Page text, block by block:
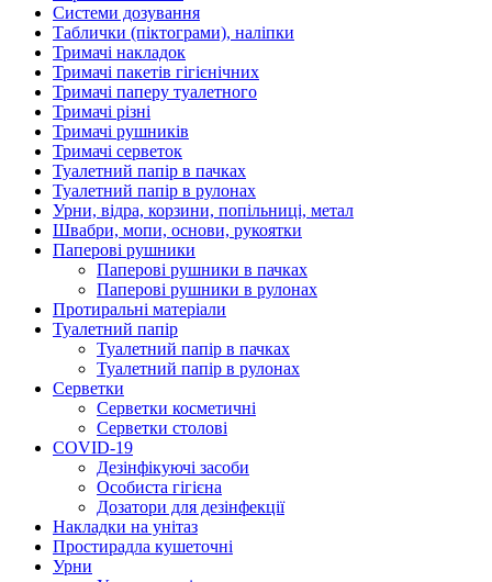
Системи дозування
Таблички (піктограми), наліпки
Тримачі накладок
Тримачі пакетів гігієнічних
Тримачі паперу туалетного
Тримачі різні
Тримачі рушників
Тримачі серветок
Туалетний папір в пачках
Туалетний папір в рулонах
Урни, відра, корзини, попільниці, метал
Швабри, мопи, основи, рукоятки
Паперові рушники
Паперові рушники в пачках
Паперові рушники в рулонах
Протиральні матеріали
Туалетний папір
Туалетний папір в пачках
Туалетний папір в рулонах
Серветки
Серветки косметичні
Серветки столові
COVID-19
Дезінфікуючі засоби
Особиста гігієна
Дозатори для дезінфекції
Накладки на унітаз
Простирадла кушеточні
Урни